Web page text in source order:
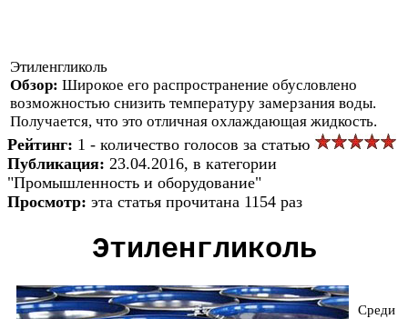
Этиленгликоль
Обзор: Широкое его распространение обусловлено
возможностью снизить температуру замерзания воды.
Получается, что это отличная охлаждающая жидкость.
Рейтинг: 1 - количество голосов за статью
Публикация: 23.04.2016, в категории
"Промышленность и оборудование"
Просмотр: эта статья прочитана 1154 раз
Этиленгликоль
Среди